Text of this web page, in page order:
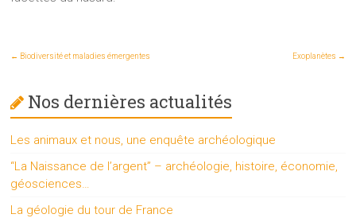
← Biodiversité et maladies émergentes Exoplanètes →
Nos dernières actualités
Les animaux et nous, une enquête archéologique
“La Naissance de l’argent” – archéologie, histoire, économie,
géosciences…
La géologie du tour de France